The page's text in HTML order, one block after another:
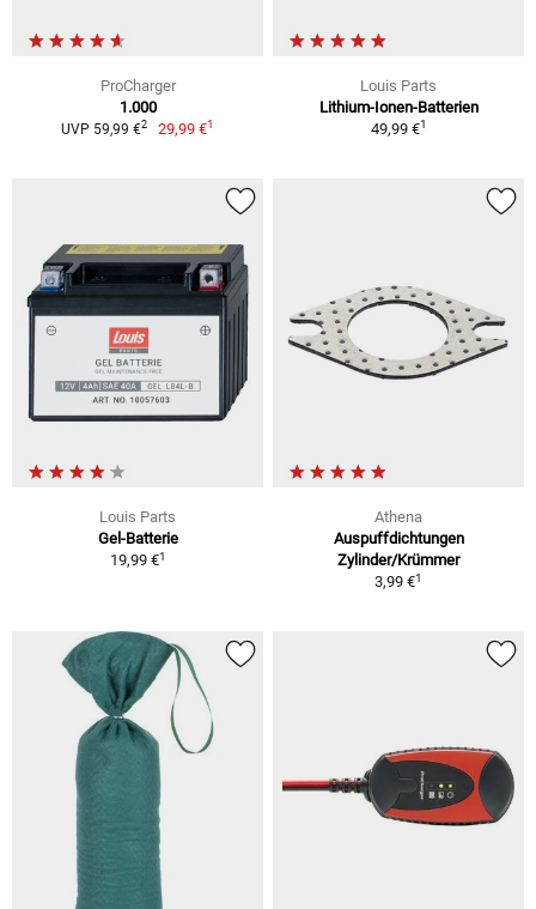
ProCharger
1.000
UVP 59,99 €2 29,99 €1
Louis Parts
Lithium-Ionen-Batterien
49,99 €1
Louis Parts
Gel-Batterie
19,99 €1
Athena
Auspuffdichtungen
Zylinder/Krümmer
3,99 €1